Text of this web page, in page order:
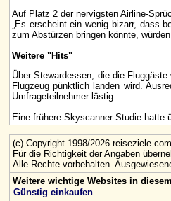
Auf Platz 2 der nervigsten Airline-
„Es erscheint ein wenig bizarr, dass
zum Abstürzen bringen könnte,
Weitere "Hits"
Über Stewardessen, die die
Flugzeug pünktlich landen wird.
Umfrageteilnehmer lästig.
Eine frühere Skyscanner-Studie hatte
(c) Copyright 1998/2026 reiseziele.com
Für die Richtigkeit der Angaben
Alle Rechte vorbehalten.
Weitere wichtige Websites in
Günstig einkaufen